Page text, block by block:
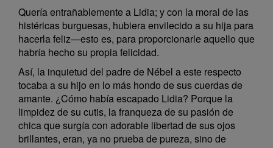
Quería entrañablemente a Lidia; y con la moral de las
histéricas burguesas, hubiera envilecido a su hija para
hacerla feliz—esto es, para proporcionarle aquello que
habría hecho su propia felicidad.
Así, la inquietud del padre de Nébel a este respecto
tocaba a su hijo en lo más hondo de sus cuerdas de
amante. ¿Cómo había escapado Lidia? Porque la
limpidez de su cutis, la franqueza de su pasión de
chica que surgía con adorable libertad de sus ojos
brillantes, eran, ya no prueba de pureza, sino de